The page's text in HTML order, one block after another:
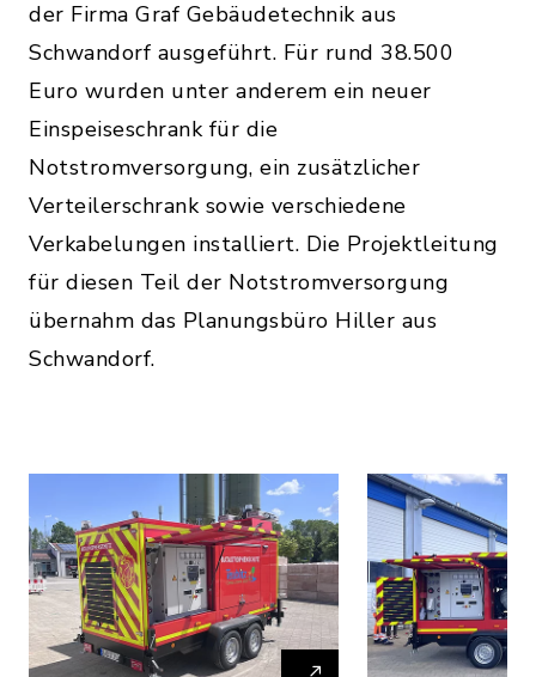
der Firma Graf Gebäudetechnik aus
Schwandorf ausgeführt. Für rund 38.500
Euro wurden unter anderem ein neuer
Einspeiseschrank für die
Notstromversorgung, ein zusätzlicher
Verteilerschrank sowie verschiedene
Verkabelungen installiert. Die Projektleitung
für diesen Teil der Notstromversorgung
übernahm das Planungsbüro Hiller aus
Schwandorf.